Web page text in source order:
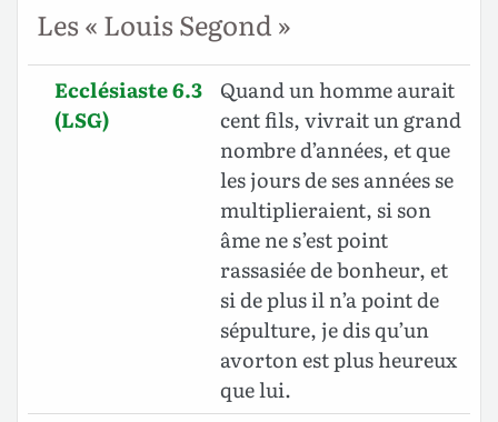
Les « Louis Segond »
Ecclésiaste 6.3
(LSG)
Quand un homme aurait
cent fils, vivrait un grand
nombre d’années, et que
les jours de ses années se
multiplieraient, si son
âme ne s’est point
rassasiée de bonheur, et
si de plus il n’a point de
sépulture, je dis qu’un
avorton est plus heureux
que lui.